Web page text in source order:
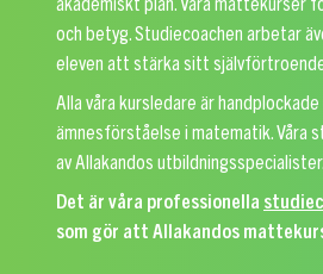
akademiskt plan. Våra mattekurser
och betyg. Studiecoachen arbetar
eleven att stärka sitt
Alla våra kursledare är
ämnesförståelse i matematik. Våra
av Allakandos utbildningsspecialister.
Det är våra professionella
som gör att Allakandos